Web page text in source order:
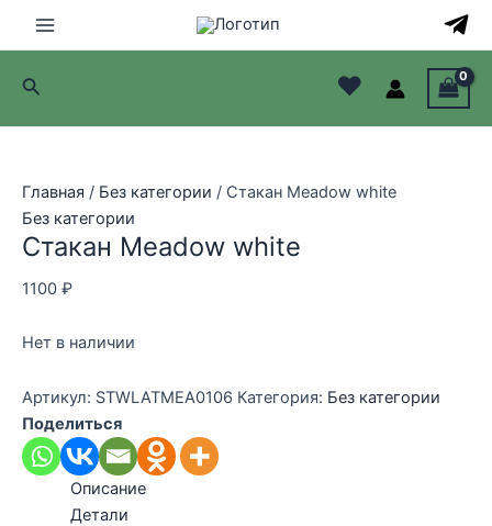
Main
Menu
Поиск ♥
Главная / Без категории / Стакан Meadow white
Без категории
Стакан Meadow white
1100 ₽
Нет в наличии
Артикул: STWLATMEA0106 Категория: Без категории
Поделиться
Описание
Детали